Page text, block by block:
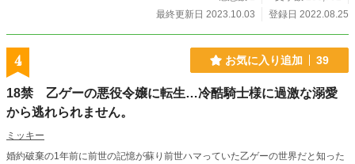
んに描いて頂きました。最終更新日 2023.10.03
登録日 2022.08.25
4 お気に入り追加 39
18禁 乙ゲーの悪役令嬢に転生…冷酷騎士様に過激な溺愛
から逃れられません。
ミッキー
婚約破棄の1年前に前世の記憶が蘇り前世ハマっていた乙ゲーの世界だと知った